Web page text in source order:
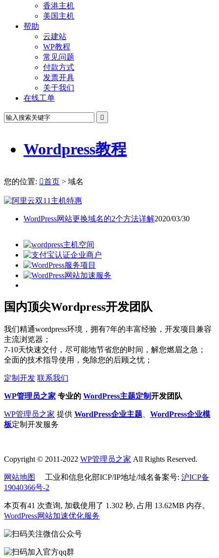
香港主机
美国主机
帮助
云建站
WP教程
常见问题
付款方式
发票开具
关于我们
在线工单

Wordpress教程
您的位置: 首页 > 域名
WordPress网站更换域名的2个方法详解2020/03/30
国内顶尖Wordpress开发团队
我们精通wordpress环境，拥有7年的丰富经验，开发项目兼容
主流浏览器；
7-10天快速交付，尽可能地节省您的时间，解您燃眉之急；
全面的技术指导使用，免除您的后顾之忧；
定制开发 联系我们
WP管理员之家 专业的 WordPress主题定制开发团队
WP管理员之家 提供 WordPress企业主题
WordPress企业模
板定制开发服务
Copyright © 2011-2022 WP管理员之家 All Rights Reserved.
网站地图 工业和信息化部ICP/IP地址/域名备案号: 沪ICP备
19040366号-2
本页有41 次查询, 加载使用了 1.302 秒, 占用 13.62MB 内存。
WordPress网站加速优化服务